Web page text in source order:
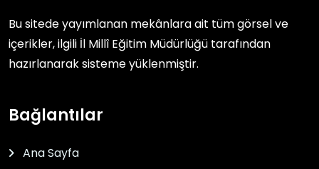
Bu sitede yayımlanan mekânlara ait tüm görsel ve
içerikler, ilgili İl Millî Eğitim Müdürlüğü tarafından
hazırlanarak sisteme yüklenmiştir.
Bağlantılar
Ana Sayfa